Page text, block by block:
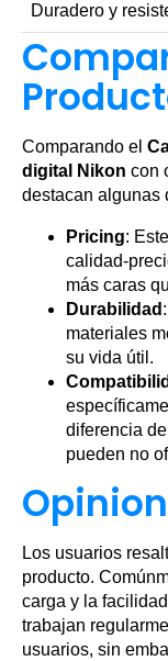
Duradero y
Comparando el
digital Nikon con
destacan algunas
Pricing:
calidad-
más caras
Durabilidad
materiales
su vida útil.
diferencia
pueden no
Los usuarios
producto.
carga y la
trabajan
usuarios, sin